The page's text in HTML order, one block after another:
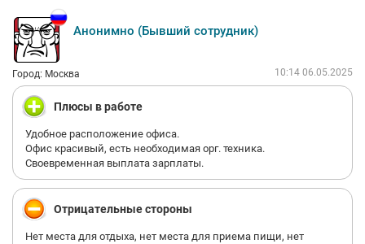
Анонимно (Бывший сотрудник)
Город: Москва 10:14 06.05.2025
Плюсы в работе
Удобное расположение офиса.
Офис красивый, есть необходимая орг. техника.
Своевременная выплата зарплаты.
Отрицательные стороны
Нет места для отдыха, нет места для приема пищи, нет